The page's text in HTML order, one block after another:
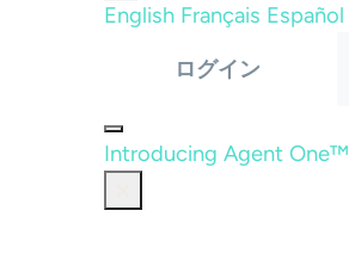
English Français Español
ログイン
Introducing Agent One™